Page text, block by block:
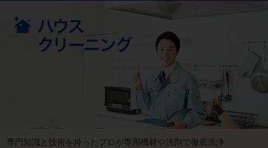
専門知識と技術を持ったプロが専用機材や洗剤で徹底洗浄